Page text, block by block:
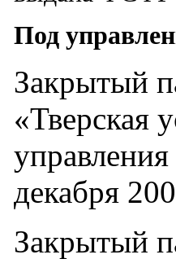
Под
Закрытый
«Тверская
декабря
Закрытый